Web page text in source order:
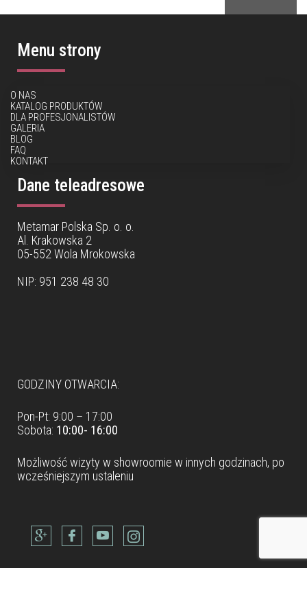
Menu strony
O NAS
KATALOG PRODUKTÓW
DLA PROFESJONALISTÓW
GALERIA
BLOG
FAQ
KONTAKT
Dane teleadresowe
Metamar Polska Sp. o. o.
Al. Krakowska 2
05-552 Wola Mrokowska
NIP: 951 238 48 30
GODZINY OTWARCIA:
Pon-Pt: 9:00 – 17:00
Sobota: 10:00- 16:00
Możliwość wizyty w showroomie w innych godzinach, po
wcześniejszym ustaleniu
Dane teleadresowe